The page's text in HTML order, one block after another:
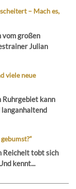
– Mach es,
vom großen
Julian
viele neue
Ruhrgebiet kann
Reichelt tobt sich
kennt...